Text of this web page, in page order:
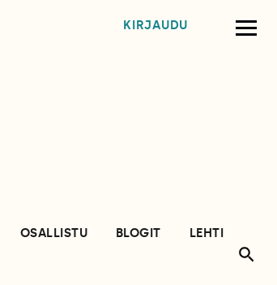
KIRJAUDU
OSALLISTU BLOGIT
LEHTI